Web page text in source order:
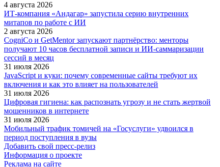
4 августа 2026
ИТ-компания «Андагар» запустила серию внутренних
митапов по работе с ИИ
2 августа 2026
CogniCo и GetMentor запускают партнёрство: менторы
получают 10 часов бесплатной записи и ИИ-саммаризации
сессий в месяц
31 июля 2026
JavaScript и куки: почему современные сайты требуют их
включения и как это влияет на пользователей
31 июля 2026
Цифровая гигиена: как распознать угрозу и не стать жертвой
мошенников в интернете
31 июля 2026
Мобильный трафик томичей на «Госуслуги» удвоился в
период поступления в вузы
Добавить свой пресс-релиз
Информация о проекте
Реклама на сайте